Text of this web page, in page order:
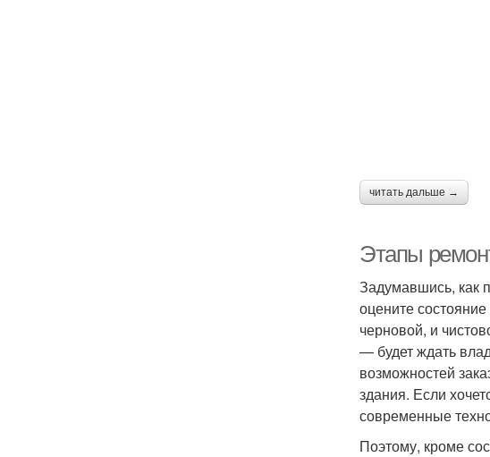
читать дальше →
Этапы
Задумавшись, как
оцените
черновой, и
— будет ждать
возможностей
здания. Если
современные
Поэтому, кроме